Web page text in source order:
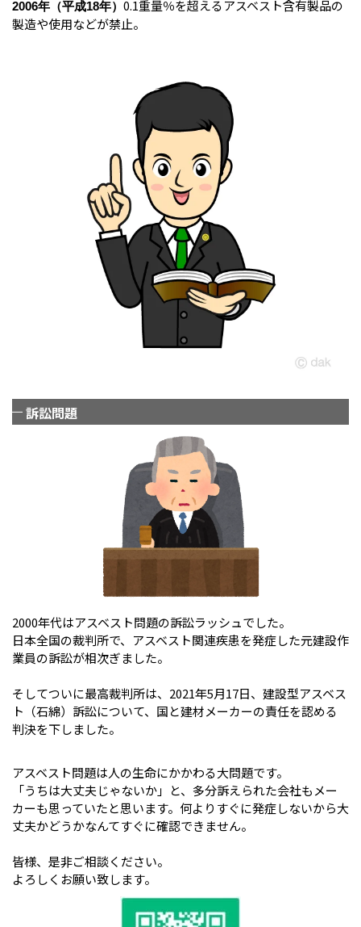
2006年（平成18年） 0.1重量％を超えるアスベスト含有製品の
製造や使用などが禁止。
訴訟問題
2000年代はアスベスト問題の訴訟ラッシュでした。
日本全国の裁判所で、アスベスト関連疾患を発症した元建設作
業員の訴訟が相次ぎました。
そしてついに最高裁判所は、2021年5月17日、建設型アスベス
ト（石綿）訴訟について、国と建材メーカーの責任を認める
判決を下しました。
アスベスト問題は人の生命にかかわる大問題です。
「うちは大丈夫じゃないか」と、多分訴えられた会社もメー
カーも思っていたと思います。何よりすぐに発症しないから大
丈夫かどうかなんてすぐに確認できません。
皆様、是非ご相談ください。
よろしくお願い致します。